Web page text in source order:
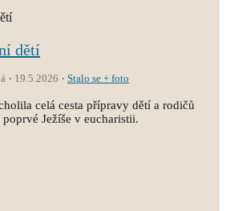
dětí
19.5.2026 Stalo se + foto
celá cesta přípravy dětí a rodičů
Ježíše v eucharistii.